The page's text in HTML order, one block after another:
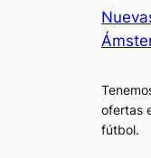
ofertas
fútbol.